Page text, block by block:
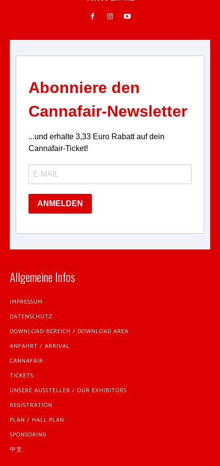
Abonniere den
Cannafair-Newsletter
...und erhalte 3,33 Euro Rabatt auf dein
Cannafair-Ticket!
ANMELDEN
Allgemeine Infos
IMPRESSUM
DATENSCHUTZ
DOWNLOAD-BEREICH / DOWNLOAD AREA
ANFAHRT / ARRIVAL
CANNAFAIR
TICKETS
UNSERE AUSSTELLER / OUR EXHIBITORS
REGISTRATION
PLAN / HALL PLAN
SPONSORING
中文